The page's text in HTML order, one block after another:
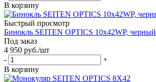
В корзину
Быстрый просмотр
Бинокль SEITEN OPTICS 10x42WP, черный
Под заказ
4 950 руб./шт
-
+
В корзину